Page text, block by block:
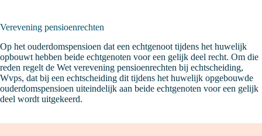
Verevening pensioenrechten
Op het ouderdomspensioen dat een echtgenoot tijdens het huwelijk
opbouwt hebben beide echtgenoten voor een gelijk deel recht. Om die
reden regelt de Wet verevening pensioenrechten bij echtscheiding,
Wvps, dat bij een echtscheiding dit tijdens het huwelijk opgebouwde
ouderdomspensioen uiteindelijk aan beide echtgenoten voor een gelijk
deel wordt uitgekeerd.